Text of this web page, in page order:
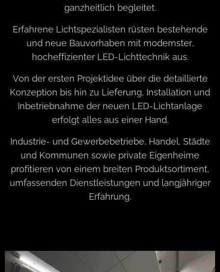
ganzheitlich begleitet.
Erfahrene Lichtspezialisten rüsten bestehende
und neue Bauvorhaben mit modernster,
hocheffizienter LED-Lichttechnik aus.
Von der ersten Projektidee über die detaillierte
Konzeption bis hin zu Lieferung, Installation und
Inbetriebnahme der neuen LED-Lichtanlage
erfolgt alles aus einer Hand.
Industrie- und Gewerbebetriebe, Handel, Städte
und Kommunen sowie private Eigenheime
profitieren von einem breiten Produktsortiment,
umfassenden Dienstleistungen und langjähriger
Erfahrung.